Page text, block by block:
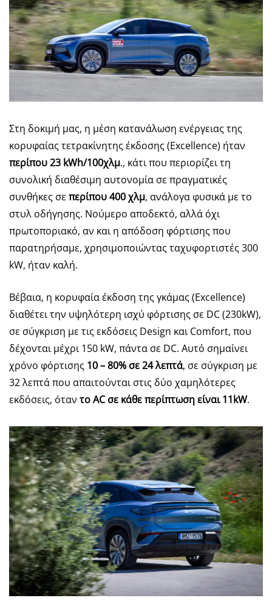
Στη δοκιμή μας, η μέση κατανάλωση ενέργειας της
κορυφαίας τετρακίνητης έκδοσης (Excellence) ήταν
περίπου 23 kWh/100χλμ., κάτι που περιορίζει τη
συνολική διαθέσιμη αυτονομία σε πραγματικές
συνθήκες σε περίπου 400 χλμ, ανάλογα φυσικά με το
στυλ οδήγησης. Νούμερο αποδεκτό, αλλά όχι
πρωτοποριακό, αν και η απόδοση φόρτισης που
παρατηρήσαμε, χρησιμοποιώντας ταχυφορτιστές 300
kW, ήταν καλή.
Βέβαια, η κορυφαία έκδοση της γκάμας (Excellence)
διαθέτει την υψηλότερη ισχύ φόρτισης σε DC (230kW),
σε σύγκριση με τις εκδόσεις Design και Comfort, που
δέχονται μέχρι 150 kW, πάντα σε DC. Αυτό σημαίνει
χρόνο φόρτισης 10 – 80% σε 24 λεπτά, σε σύγκριση με
32 λεπτά που απαιτούνται στις δύο χαμηλότερες
εκδόσεις, όταν το AC σε κάθε περίπτωση είναι 11kW.